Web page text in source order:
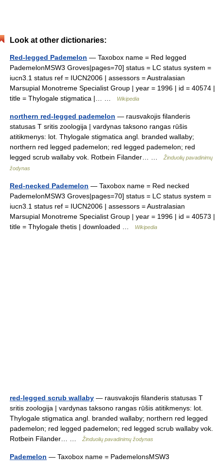
Look at other dictionaries:
Red-legged Pademelon — Taxobox name = Red legged
PademelonMSW3 Groves|pages=70] status = LC status system =
iucn3.1 status ref = IUCN2006 | assessors = Australasian
Marsupial Monotreme Specialist Group | year = 1996 | id = 40574 |
title = Thylogale stigmatica |… …
Wikipedia
northern red-legged pademelon — rausvakojis filanderis
statusas T sritis zoologija | vardynas taksono rangas rūšis
atitikmenys: lot. Thylogale stigmatica angl. branded wallaby;
northern red legged pademelon; red legged pademelon; red
legged scrub wallaby vok. Rotbein Filander… …
Žinduolių pavadinimų
žodynas
Red-necked Pademelon — Taxobox name = Red necked
PademelonMSW3 Groves|pages=70] status = LC status system =
iucn3.1 status ref = IUCN2006 | assessors = Australasian
Marsupial Monotreme Specialist Group | year = 1996 | id = 40573 |
title = Thylogale thetis | downloaded …
Wikipedia
red-legged scrub wallaby — rausvakojis filanderis statusas T
sritis zoologija | vardynas taksono rangas rūšis atitikmenys: lot.
Thylogale stigmatica angl. branded wallaby; northern red legged
pademelon; red legged pademelon; red legged scrub wallaby vok.
Rotbein Filander… …
Žinduolių pavadinimų žodynas
Pademelon — Taxobox name = PademelonsMSW3